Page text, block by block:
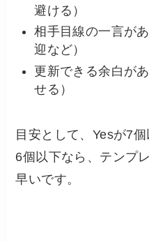
避ける）
相手目線の一言が
迎など）
更新できる余白が
せる）
目安として、Yesが7個
6個以下なら、テンプ
早いです。